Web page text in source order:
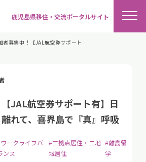
鹿児島県移住・交流ポータルサイト
参加者募集中！【JAL航空券サポート有】日常からちょっと離れて、喜界島で『真』呼吸
JAL航空券サポート有】日
れて、喜界島で『真』呼吸
ークライフバ
ンス
#二拠点居住・二地
域居住
#離島留
学